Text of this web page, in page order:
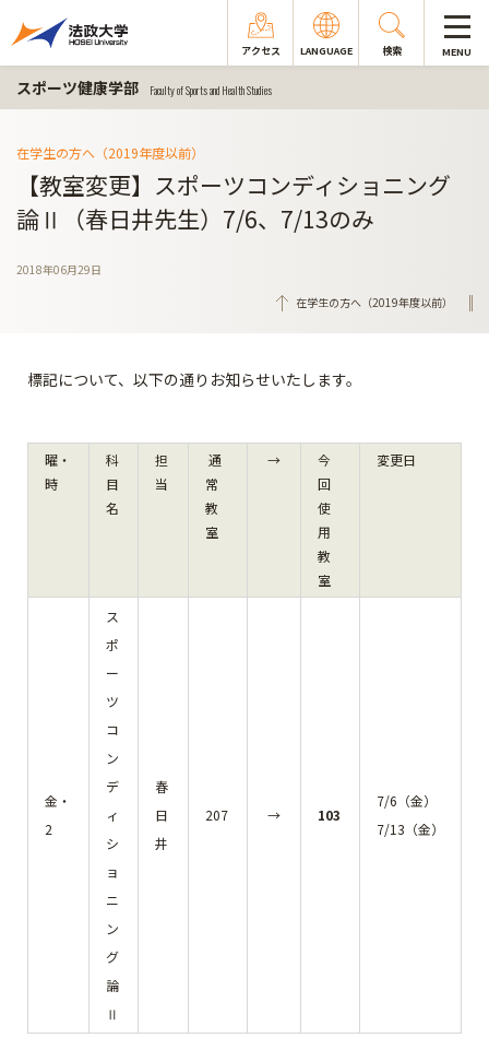
アクセス LANGUAGE 検索 MENU
スポーツ健康学部 Faculty of Sports and Health Studies
在学生の方へ（2019年度以前）
【教室変更】スポーツコンディショニング
論Ⅱ（春日井先生）7/6、7/13のみ
2018年06月29日
在学生の方へ（2019年度以前）
標記について、以下の通りお知らせいたします。
曜・
時
科
目
名
担
当
通
常
教
室
→
今
回
使
用
教
室
変更日
金・
2
ス
ポ
ー
ツ
コ
ン
デ
ィ
シ
ョ
ニ
ン
グ
論
Ⅱ
春
日
井
207 → 103
7/6（金）
7/13（金）